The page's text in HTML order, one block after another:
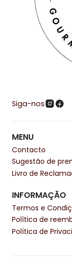
Siga-nos
MENU
Contacto
Sugestão de
Livro de
INFORMAÇÃO
Termos e
Política de
Política de